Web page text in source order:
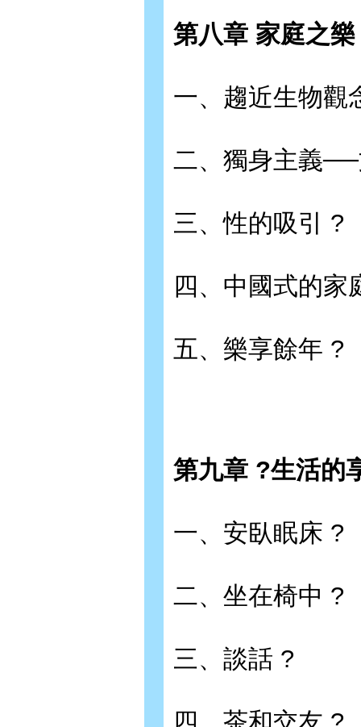
第八章 家庭之
一、趨近生物觀
二、獨身主義
三、性的吸引 ?
四、中國式的家
五、樂享餘年 ?
第九章 ?生活的
一、安臥眠床 ?
二、坐在椅中 ?
三、談話 ?